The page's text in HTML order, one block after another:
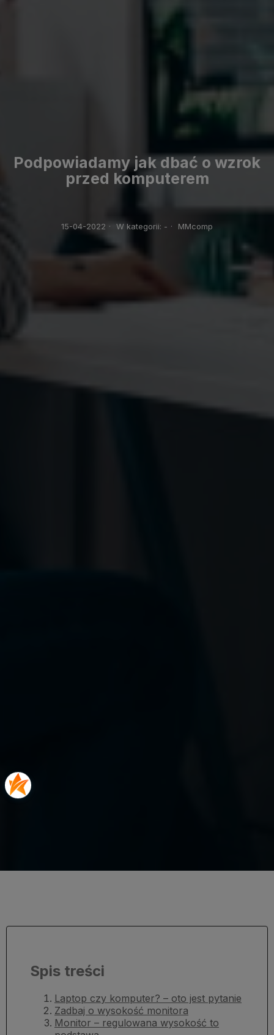
Podpowiadamy jak dbać o wzrok
przed komputerem
15-04-2022 · W kategorii: - · MMcomp
Spis treści
Laptop czy komputer? – oto jest pytanie
Zadbaj o wysokość monitora
Monitor – regulowana wysokość to